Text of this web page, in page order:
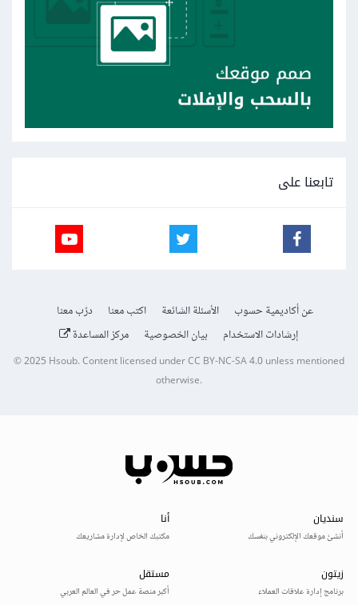
تابعنا على
عن أكاديمية حسوب الأسئلة الشائعة اكتب معنا
درّب معنا
إرشادات الاستخدام
بيان الخصوصية مركز المساعدة
© 2025Hsoub.Content licensed underCC BY-NC-SA 4.0unless mentioned
otherwise.